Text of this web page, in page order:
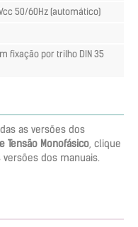
50/60Hz (automático)
fixação por trilho DIN 35
as versões dos
Tensão Monofásico, clique
versões dos manuais.